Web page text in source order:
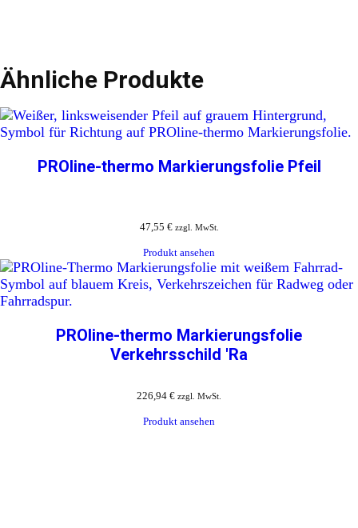
Ähnliche Produkte
PROline-thermo Markierungsfolie Pfeil
47,55 € zzgl. MwSt.
Produkt ansehen
PROline-thermo Markierungsfolie
Verkehrsschild 'Ra
226,94 € zzgl. MwSt.
Produkt ansehen